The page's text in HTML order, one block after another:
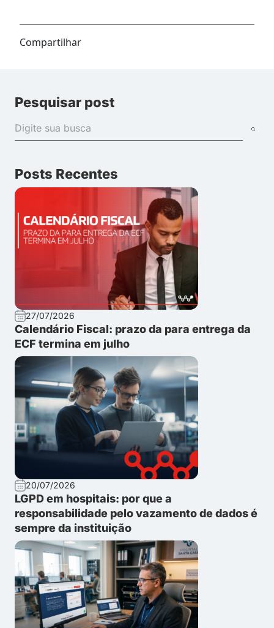
Compartilhar
Pesquisar post
Posts Recentes
27/07/2026
Calendário Fiscal: prazo da para entrega da
ECF termina em julho
20/07/2026
LGPD em hospitais: por que a
responsabilidade pelo vazamento de dados é
sempre da instituição